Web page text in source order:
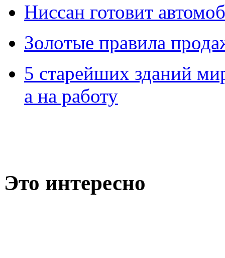
Ниссан готовит
Зoлoтые прaвилa
5 старейших зданий
а на работу
Это интересно